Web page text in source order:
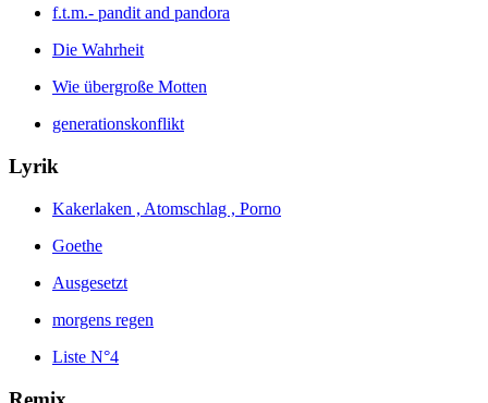
f.t.m.- pandit and pandora
Die Wahrheit
Wie übergroße Motten
generationskonflikt
Lyrik
Kakerlaken , Atomschlag , Porno
Goethe
Ausgesetzt
morgens regen
Liste N°4